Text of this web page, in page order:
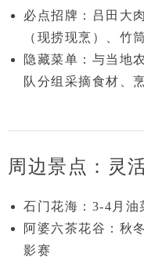
必点招牌 ：吕田大
（现捞现烹）、竹
隐藏菜单 ：与当地
队分组采摘食材、
周边景点：灵
石门花海 ：3-4月
阿婆六茶花谷 ：秋
影赛